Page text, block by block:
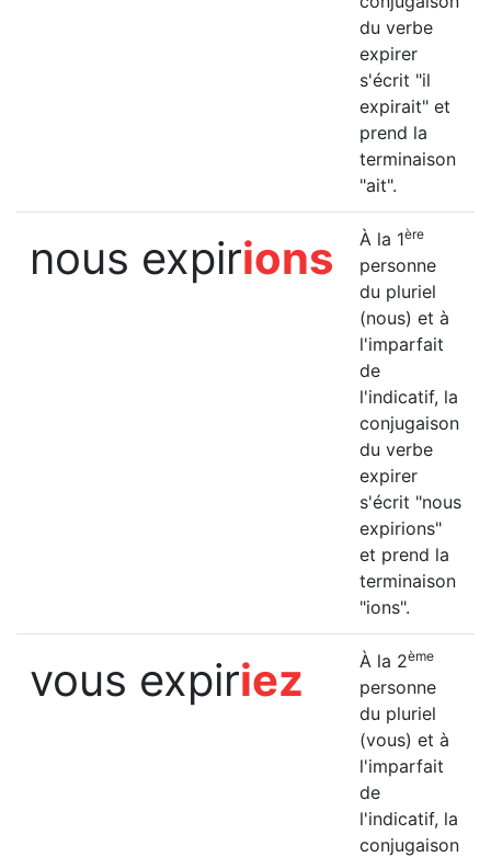
du verbe
expirer
s'écrit "il
expirait" et
prend la
terminaison
"ait".
nous expirions À la 1ère
personne
du pluriel
(nous) et à
l'imparfait
de
l'indicatif, la
conjugaison
du verbe
expirer
s'écrit "nous
expirions"
et prend la
terminaison
"ions".
vous expiriez À la 2ème
personne
du pluriel
(vous) et à
l'imparfait
de
l'indicatif, la
conjugaison